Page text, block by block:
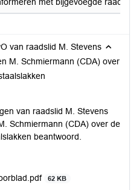
van raadslid M. Stevens
M. Schmiermann (CDA) over
van raadslid M. Stevens
Schmiermann (CDA) over de
beantwoord.
62 KB